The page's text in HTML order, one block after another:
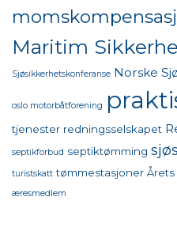
Maritim
Sjøsikkerhetskonferanse Norske
oslo motorbåtforening
tjenester redningsselskapet
septikforbud septiktømming
turistskatt tømmestasjoner
æresmedlem